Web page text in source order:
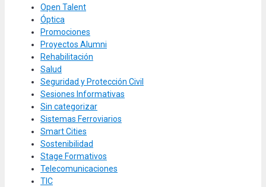
Open Talent
Óptica
Promociones
Proyectos Alumni
Rehabilitación
Salud
Seguridad y Protección Civil
Sesiones Informativas
Sin categorizar
Sistemas Ferroviarios
Smart Cities
Sostenibilidad
Stage Formativos
Telecomunicaciones
TIC